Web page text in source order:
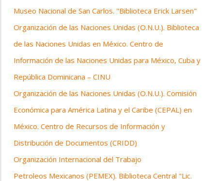
Museo Nacional de San Carlos. "Biblioteca Erick Larsen"
Organización de las Naciones Unidas (O.N.U.). Biblioteca
de las Naciones Unidas en México. Centro de
Información de las Naciones Unidas para México, Cuba y
República Dominicana – CINU
Organización de las Naciones Unidas (O.N.U.). Comisión
Económica para América Latina y el Caribe (CEPAL) en
México. Centro de Recursos de Información y
Distribución de Documentos (CRIDD)
Organización Internacional del Trabajo
Petroleos Mexicanos (PEMEX). Biblioteca Central "Lic.